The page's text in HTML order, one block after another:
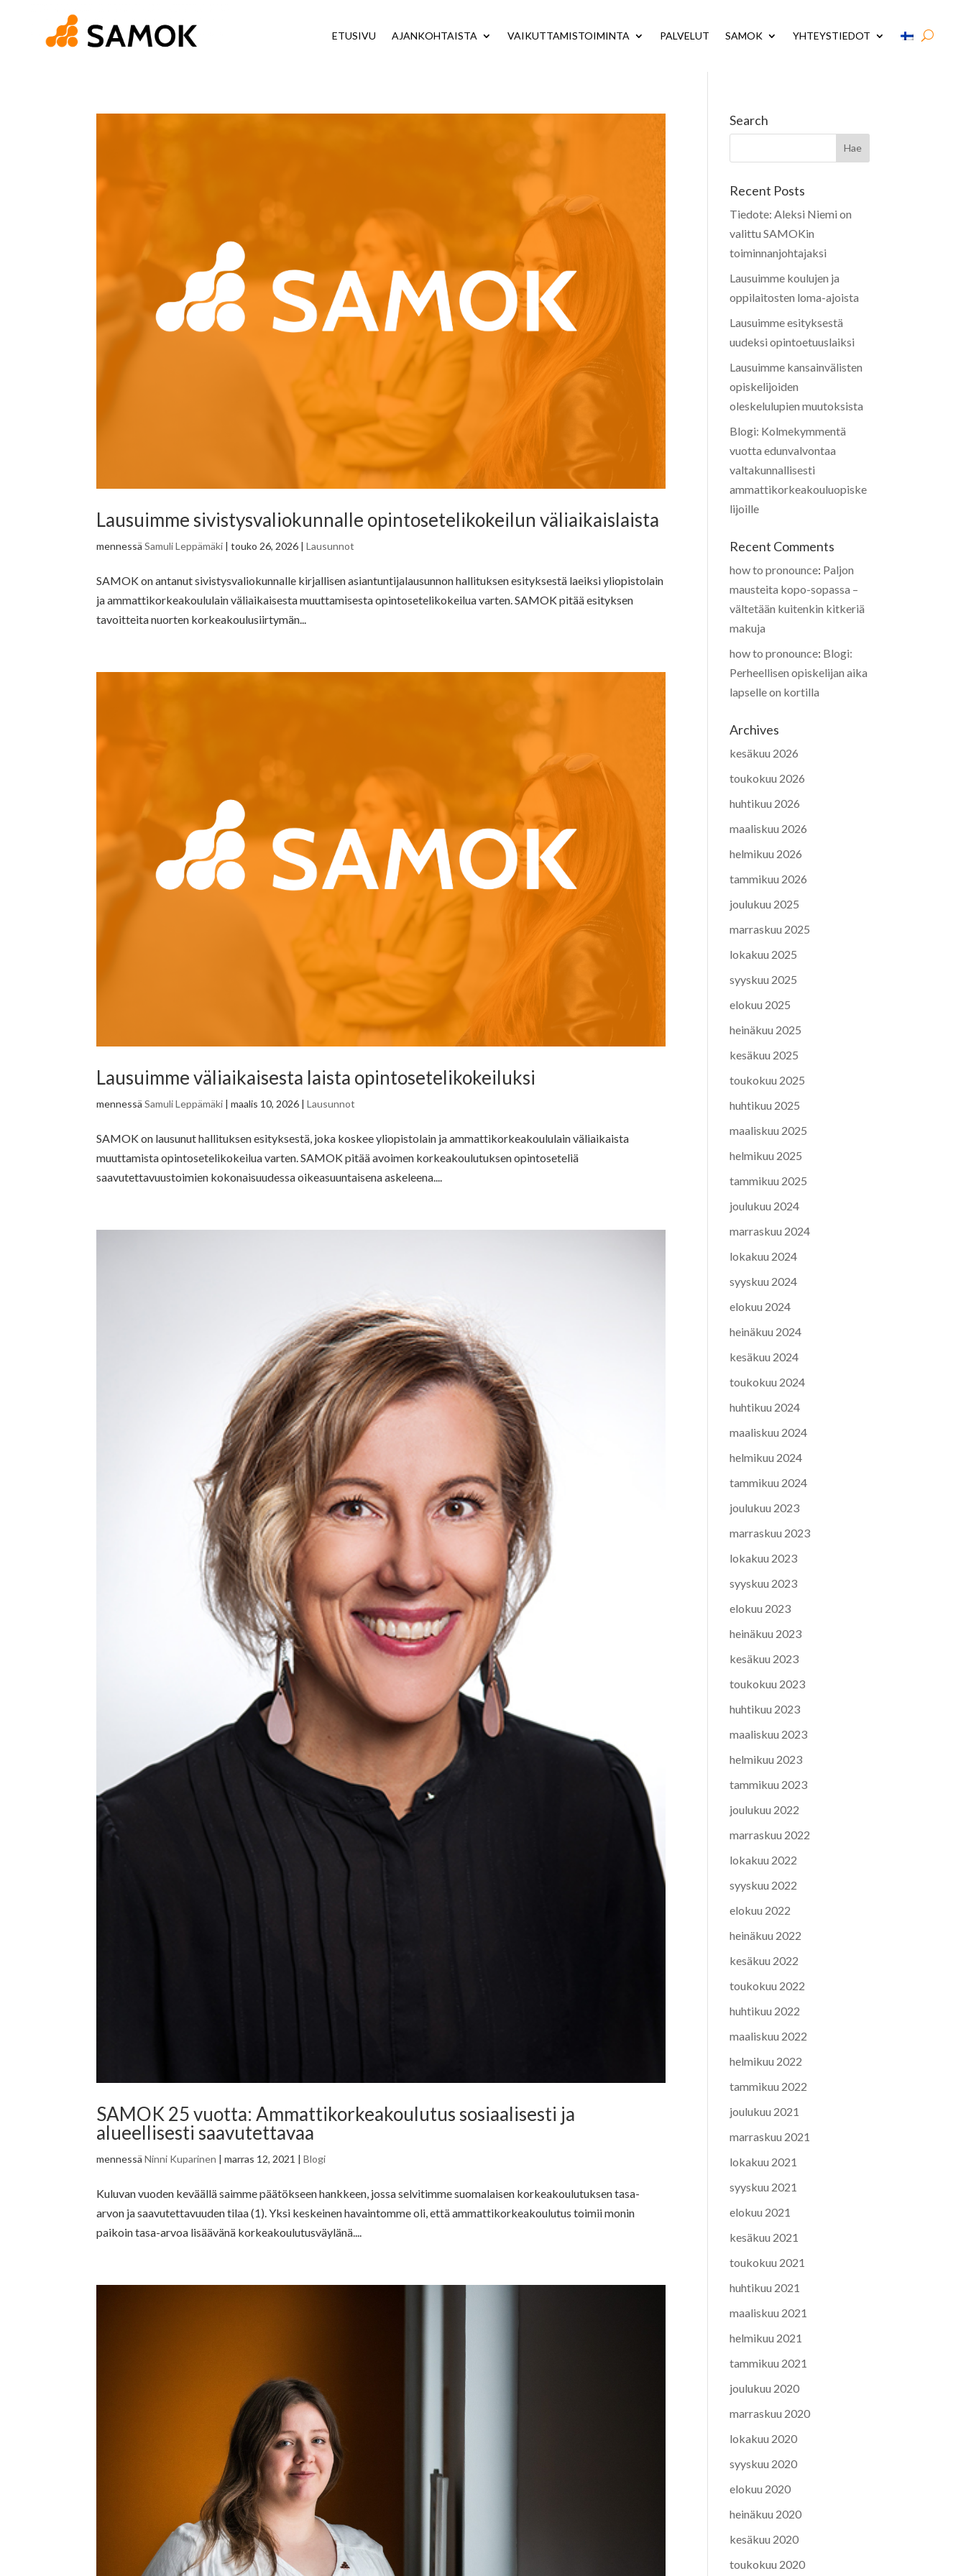
ETUSIVU AJANKOHTAISTA VAIKUTTAMISTOIMINTA PALVELUT SAMOK YHTEYSTIEDOT
Lausuimme sivistysvaliokunnalle opintosetelikokeilun väliaikaislaista
mennessäSamuli Leppämäki |touko 26, 2026 |Lausunnot
SAMOK on antanut sivistysvaliokunnalle kirjallisen asiantuntijalausunnon hallituksen esityksestä laeiksi yliopistolain
ja ammattikorkeakoululain väliaikaisesta muuttamisesta opintosetelikokeilua varten. SAMOK pitää esityksen
tavoitteita nuorten korkeakoulusiirtymän...
Lausuimme väliaikaisesta laista opintosetelikokeiluksi
mennessäSamuli Leppämäki |maalis 10, 2026 |Lausunnot
SAMOK on lausunut hallituksen esityksestä, joka koskee yliopistolain ja ammattikorkeakoululain väliaikaista
muuttamista opintosetelikokeilua varten. SAMOK pitää avoimen korkeakoulutuksen opintoseteliä
saavutettavuustoimien kokonaisuudessa oikeasuuntaisena askeleena....
SAMOK 25 vuotta: Ammattikorkeakoulutus sosiaalisesti ja
alueellisesti saavutettavaa
mennessäNinni Kuparinen |marras 12, 2021 |Blogi
Kuluvan vuoden keväällä saimme päätökseen hankkeen, jossa selvitimme suomalaisen korkeakoulutuksen tasa-
arvon ja saavutettavuuden tilaa (1). Yksi keskeinen havaintomme oli, että ammattikorkeakoulutus toimii monin
paikoin tasa-arvoa lisäävänä korkeakoulutusväylänä....
Search
Recent Posts
Tiedote: Aleksi Niemi on
valittu SAMOKin
toiminnanjohtajaksi
Lausuimme koulujen ja
oppilaitosten loma-ajoista
Lausuimme esityksestä
uudeksi opintoetuuslaiksi
Lausuimme kansainvälisten
opiskelijoiden
oleskelulupien muutoksista
Blogi: Kolmekymmentä
vuotta edunvalvontaa
valtakunnallisesti
ammattikorkeakouluopiske
lijoille
Recent Comments
how to pronounce: Paljon
mausteita kopo-sopassa –
vältetään kuitenkin kitkeriä
makuja
how to pronounce: Blogi:
Perheellisen opiskelijan aika
lapselle on kortilla
Archives
kesäkuu 2026
toukokuu 2026
huhtikuu 2026
maaliskuu 2026
helmikuu 2026
tammikuu 2026
joulukuu 2025
marraskuu 2025
lokakuu 2025
syyskuu 2025
elokuu 2025
heinäkuu 2025
kesäkuu 2025
toukokuu 2025
huhtikuu 2025
maaliskuu 2025
helmikuu 2025
tammikuu 2025
joulukuu 2024
marraskuu 2024
lokakuu 2024
syyskuu 2024
elokuu 2024
heinäkuu 2024
kesäkuu 2024
toukokuu 2024
huhtikuu 2024
maaliskuu 2024
helmikuu 2024
tammikuu 2024
joulukuu 2023
marraskuu 2023
lokakuu 2023
syyskuu 2023
elokuu 2023
heinäkuu 2023
kesäkuu 2023
toukokuu 2023
huhtikuu 2023
maaliskuu 2023
helmikuu 2023
tammikuu 2023
joulukuu 2022
marraskuu 2022
lokakuu 2022
syyskuu 2022
elokuu 2022
heinäkuu 2022
kesäkuu 2022
toukokuu 2022
huhtikuu 2022
maaliskuu 2022
helmikuu 2022
tammikuu 2022
joulukuu 2021
marraskuu 2021
lokakuu 2021
syyskuu 2021
elokuu 2021
kesäkuu 2021
toukokuu 2021
huhtikuu 2021
maaliskuu 2021
helmikuu 2021
tammikuu 2021
joulukuu 2020
marraskuu 2020
lokakuu 2020
syyskuu 2020
elokuu 2020
heinäkuu 2020
kesäkuu 2020
toukokuu 2020